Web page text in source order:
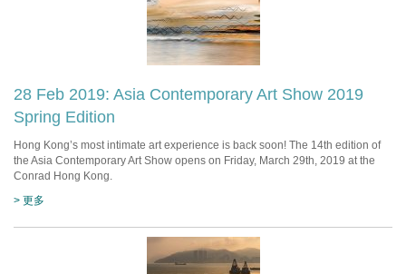
28 Feb 2019: Asia Contemporary Art Show 2019
Spring Edition
Hong Kong’s most intimate art experience is back soon! The 14th edition of
the Asia Contemporary Art Show opens on Friday, March 29th, 2019 at the
Conrad Hong Kong.
> 更多